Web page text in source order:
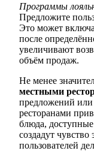
Программы
Предложите
Это может
после
увеличивают
объём продаж.
Не менее
местными
предложений
ресторанами
блюда,
создадут
пользователей